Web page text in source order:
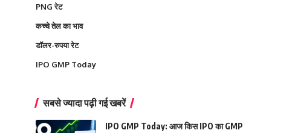
PNG रेट
कच्चे तेल का भाव
डॉलर-रुपया रेट
IPO GMP Today
सबसे ज्यादा पढ़ी गई खबरें
IPO GMP Today: आज किस IPO का GMP